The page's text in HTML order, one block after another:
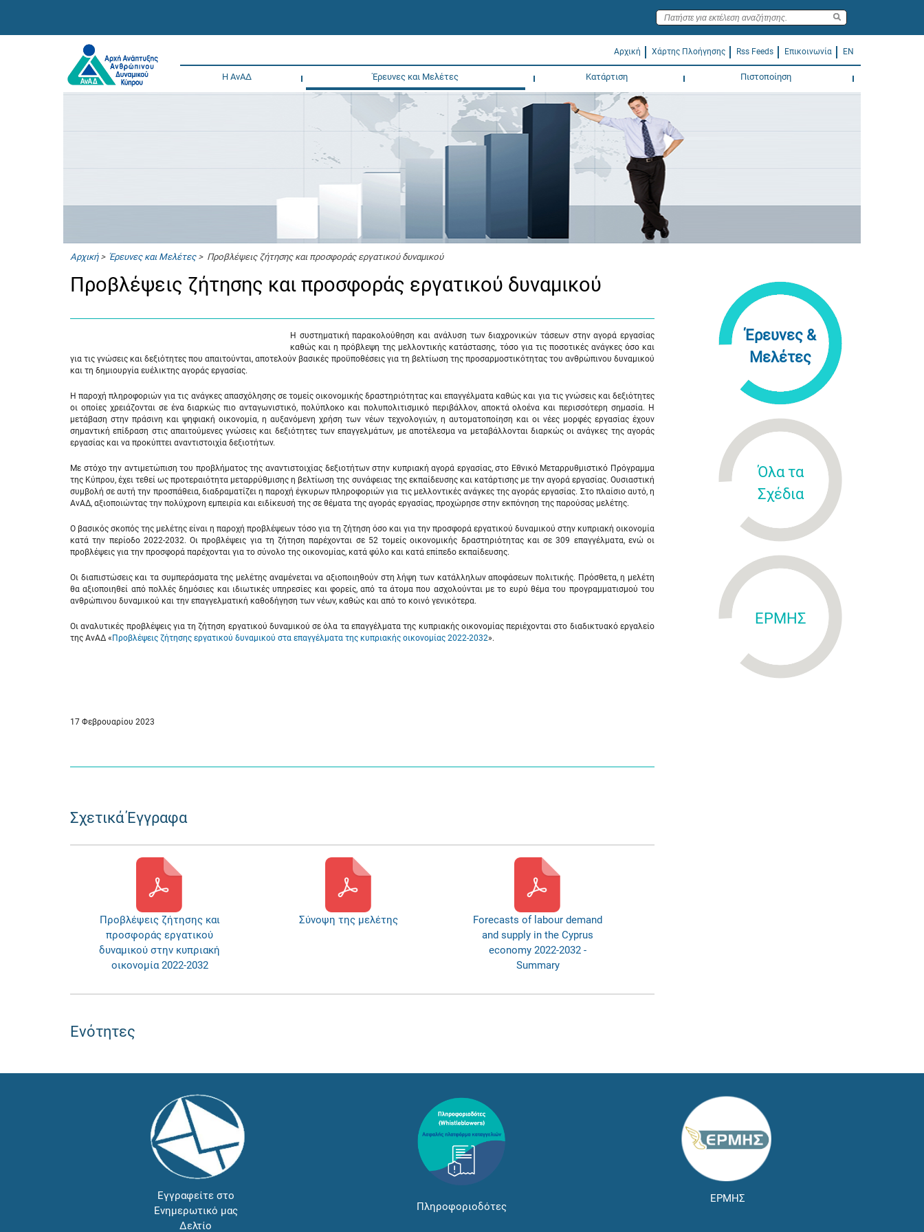
Αρχική Χάρτης Πλοήγησης Rss Feeds Επικοινωνία EN
Η ΑνΑΔ Έρευνες και Μελέτες Κατάρτιση Πιστοποίηση
Αρχική> Έρευνες και Μελέτες> Προβλέψεις ζήτησης και προσφοράς εργατικού δυναμικού
Προβλέψεις ζήτησης και προσφοράς εργατικού δυναμικού
Η συστηματική παρακολούθηση και ανάλυση των διαχρονικών τάσεων στην αγορά εργασίας
καθώς και η πρόβλεψη της μελλοντικής κατάστασης, τόσο για τις ποσοτικές ανάγκες όσο και
για τις γνώσεις και δεξιότητες που απαιτούνται, αποτελούν βασικές προϋποθέσεις για τη βελτίωση της προσαρμοστικότητας του ανθρώπινου δυναμικού
και τη δημιουργία ευέλικτης αγοράς εργασίας.
Η παροχή πληροφοριών για τις ανάγκες απασχόλησης σε τομείς οικονομικής δραστηριότητας και επαγγέλματα καθώς και για τις γνώσεις και δεξιότητες
οι οποίες χρειάζονται σε ένα διαρκώς πιο ανταγωνιστικό, πολύπλοκο και πολυπολιτισμικό περιβάλλον, αποκτά ολοένα και περισσότερη σημασία. Η
μετάβαση στην πράσινη και ψηφιακή οικονομία, η αυξανόμενη χρήση των νέων τεχνολογιών, η αυτοματοποίηση και οι νέες μορφές εργασίας έχουν
σημαντική επίδραση στις απαιτούμενες γνώσεις και δεξιότητες των επαγγελμάτων, με αποτέλεσμα να μεταβάλλονται διαρκώς οι ανάγκες της αγοράς
εργασίας και να προκύπτει αναντιστοιχία δεξιοτήτων.
Με στόχο την αντιμετώπιση του προβλήματος της αναντιστοιχίας δεξιοτήτων στην κυπριακή αγορά εργασίας, στο Εθνικό Μεταρρυθμιστικό Πρόγραμμα
της Κύπρου, έχει τεθεί ως προτεραιότητα μεταρρύθμισης η βελτίωση της συνάφειας της εκπαίδευσης και κατάρτισης με την αγορά εργασίας. Ουσιαστική
συμβολή σε αυτή την προσπάθεια, διαδραματίζει η παροχή έγκυρων πληροφοριών για τις μελλοντικές ανάγκες της αγοράς εργασίας. Στο πλαίσιο αυτό, η
ΑνΑΔ, αξιοποιώντας την πολύχρονη εμπειρία και ειδίκευσή της σε θέματα της αγοράς εργασίας, προχώρησε στην εκπόνηση της παρούσας μελέτης.
Ο βασικός σκοπός της μελέτης είναι η παροχή προβλέψεων τόσο για τη ζήτηση όσο και για την προσφορά εργατικού δυναμικού στην κυπριακή οικονομία
κατά την περίοδο 2022-2032. Οι προβλέψεις για τη ζήτηση παρέχονται σε 52 τομείς οικονομικής δραστηριότητας και σε 309 επαγγέλματα, ενώ οι
προβλέψεις για την προσφορά παρέχονται για το σύνολο της οικονομίας, κατά φύλο και κατά επίπεδο εκπαίδευσης.
Οι διαπιστώσεις και τα συμπεράσματα της μελέτης αναμένεται να αξιοποιηθούν στη λήψη των κατάλληλων αποφάσεων πολιτικής. Πρόσθετα, η μελέτη
θα αξιοποιηθεί από πολλές δημόσιες και ιδιωτικές υπηρεσίες και φορείς, από τα άτομα που ασχολούνται με το ευρύ θέμα του προγραμματισμού του
ανθρώπινου δυναμικού και την επαγγελματική καθοδήγηση των νέων, καθώς και από το κοινό γενικότερα.
Οι αναλυτικές προβλέψεις για τη ζήτηση εργατικού δυναμικού σε όλα τα επαγγέλματα της κυπριακής οικονομίας περιέχονται στο διαδικτυακό εργαλείο
της ΑνΑΔ « Προβλέψεις ζήτησης εργατικού δυναμικού στα επαγγέλματα της κυπριακής οικονομίας 2022-2032».
17 Φεβρουαρίου 2023
Σχετικά Έγγραφα
Προβλέψεις ζήτησης και
προσφοράς εργατικού
δυναμικού στην κυπριακή
οικονομία 2022-2032
Σύνοψη της μελέτης
Forecasts of labour demand
and supply in the Cyprus
economy 2022-2032 -
Summary
Ενότητες
Έρευνες &
Μελέτες
Όλα τα
Σχέδια
ΕΡΜΗΣ
Εγγραφείτε στο
Ενημερωτικό μας
Δελτίο
Πληροφοριοδότες
ΕΡΜΗΣ